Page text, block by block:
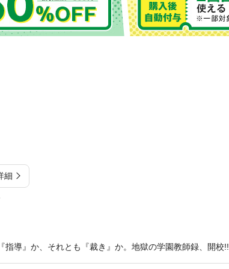
細
導』か、それとも『裁き』か。地獄の学園教師録、開校!!